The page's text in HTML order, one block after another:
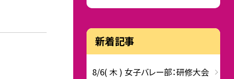
新着記事
8/6( 木 ) 女子バレー部：研修大会